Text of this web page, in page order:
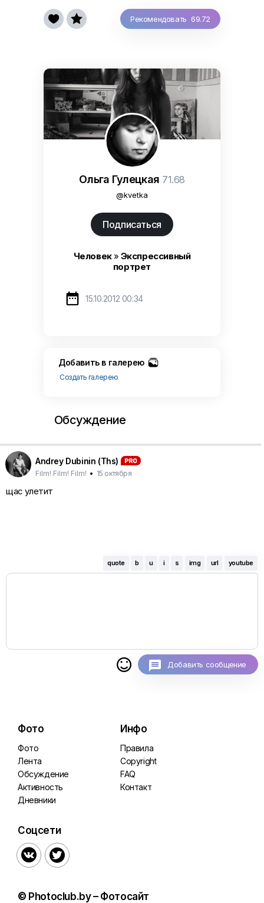
Рекомендовать 69.72
 
Ольга Гулецкая 71.68
@kvetka
Подписаться
Человек» Экспрессивный
портрет
 15.10.2012 00:34
Добавить в галерею
Создать галерею
Обсуждение
Andrey Dubinin (Ths)
Film! Film! Film! • 15 октября
щас улетит
quote b u i s img url youtube
 Добавить сообщение
Фото
Фото
Лента
Обсуждение
Активность
Дневники
Инфо
Правила
Copyright
FAQ
Контакт
Соцсети
 
© Photoclub.by – Фотосайт